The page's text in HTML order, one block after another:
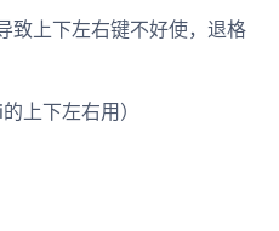
致上下左右键不好使，退格
上下左右用）